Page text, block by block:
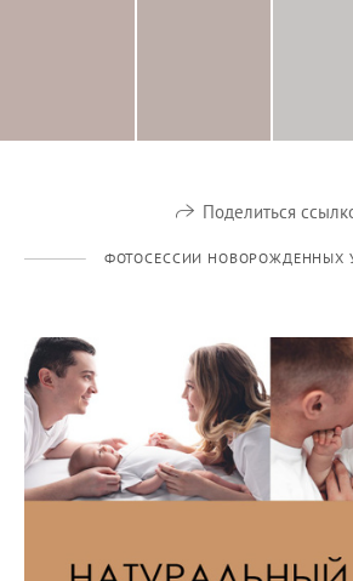
Поделиться
ФОТОСЕССИИ НОВОРОЖДЕННЫХ